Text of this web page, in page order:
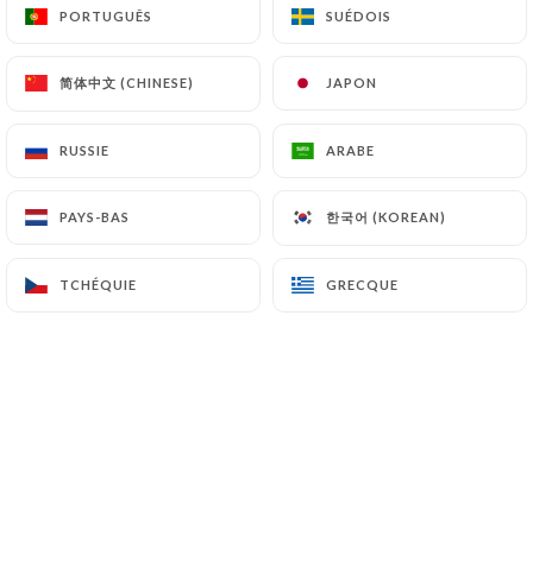
PORTUGUÊS SUÉDOIS
简体中文 (CHINESE) JAPON
RUSSIE ARABE
PAYS-BAS 한국어 (KOREAN)
TCHÉQUIE GRECQUE
PORTUGUÊS SUÉDOIS
简体中文 (CHINESE) JAPON
RUSSIE ARABE
PAYS-BAS 한국어 (KOREAN)
TCHÉQUIE GRECQUE